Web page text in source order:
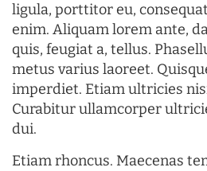
ligula, porttitor eu,
enim. Aliquam lorem ante,
quis, feugiat a, tellus.
metus varius laoreet.
imperdiet. Etiam ultricies
Curabitur ullamcorper
dui.
Etiam rhoncus. Maecenas